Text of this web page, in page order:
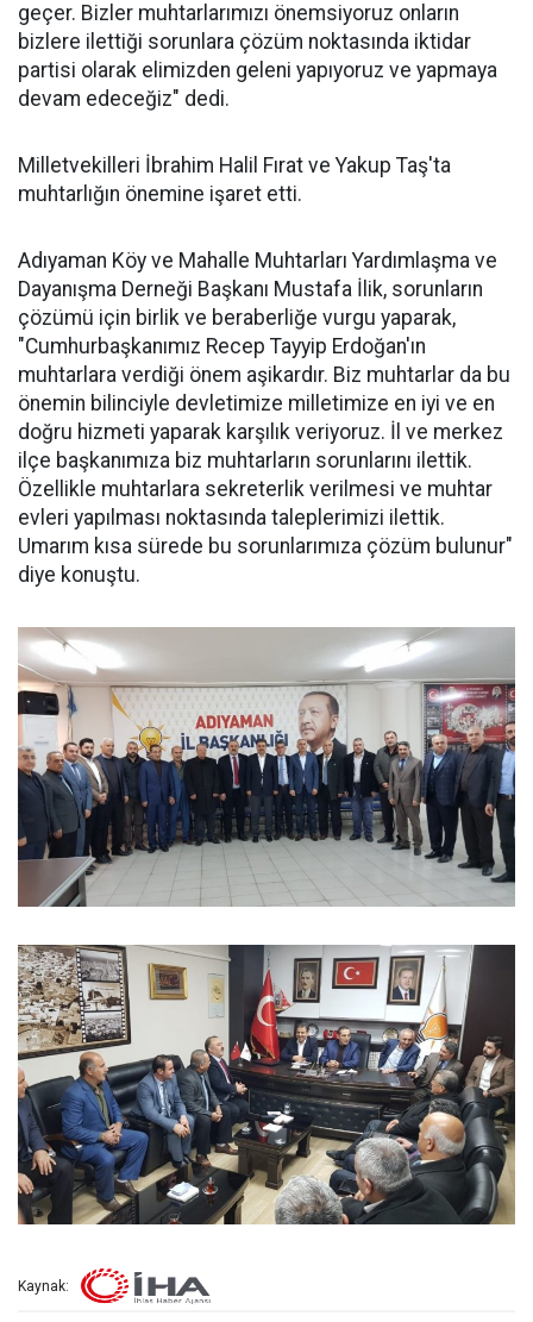
geçer. Bizler muhtarlarımızı önemsiyoruz onların
bizlere ilettiği sorunlara çözüm noktasında iktidar
partisi olarak elimizden geleni yapıyoruz ve yapmaya
devam edeceğiz" dedi.
Milletvekilleri İbrahim Halil Fırat ve Yakup Taş'ta
muhtarlığın önemine işaret etti.
Adıyaman Köy ve Mahalle Muhtarları Yardımlaşma ve
Dayanışma Derneği Başkanı Mustafa İlik, sorunların
çözümü için birlik ve beraberliğe vurgu yaparak,
"Cumhurbaşkanımız Recep Tayyip Erdoğan'ın
muhtarlara verdiği önem aşikardır. Biz muhtarlar da bu
önemin bilinciyle devletimize milletimize en iyi ve en
doğru hizmeti yaparak karşılık veriyoruz. İl ve merkez
ilçe başkanımıza biz muhtarların sorunlarını ilettik.
Özellikle muhtarlara sekreterlik verilmesi ve muhtar
evleri yapılması noktasında taleplerimizi ilettik.
Umarım kısa sürede bu sorunlarımıza çözüm bulunur"
diye konuştu.
Kaynak: